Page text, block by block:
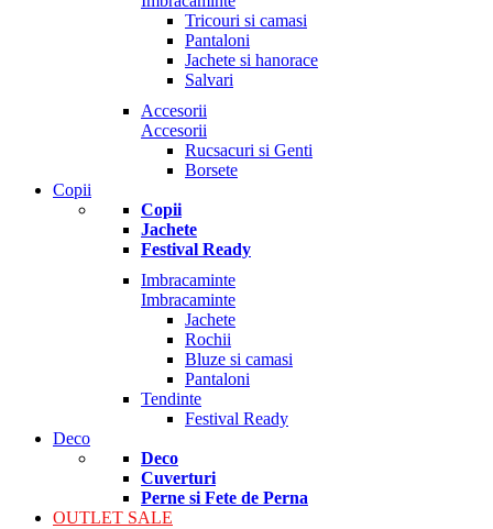
Tricouri si camasi
Pantaloni
Jachete si hanorace
Salvari
Accesorii
Accesorii
Rucsacuri si Genti
Borsete
Copii
Copii
Jachete
Festival Ready
Imbracaminte
Imbracaminte
Jachete
Rochii
Bluze si camasi
Pantaloni
Tendinte
Festival Ready
Deco
Deco
Cuverturi
Perne si Fete de Perna
OUTLET SALE